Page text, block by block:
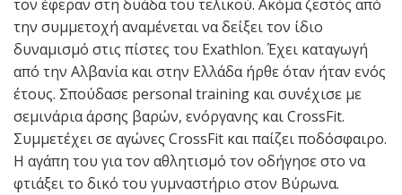
τον έφεραν στη δυάδα του τελικού. Ακόμα ζεστός από
την συμμετοχή αναμένεται να δείξει τον ίδιο
δυναμισμό στις πίστες του Exathlon. Έχει καταγωγή
από την Αλβανία και στην Ελλάδα ήρθε όταν ήταν ενός
έτους. Σπούδασε personal training και συνέχισε με
σεμινάρια άρσης βαρών, ενόργανης και CrossFit.
Συμμετέχει σε αγώνες CrossFit και παίζει ποδόσφαιρο.
Η αγάπη του για τον αθλητισμό τον οδήγησε στο να
φτιάξει το δικό του γυμναστήριο στον Βύρωνα.